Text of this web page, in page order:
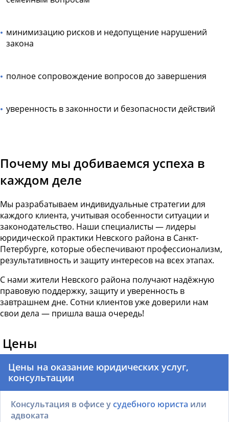
минимизацию рисков и недопущение нарушений
закона
полное сопровождение вопросов до завершения
уверенность в законности и безопасности действий
Почему мы добиваемся успеха в
каждом деле
Мы разрабатываем индивидуальные стратегии для
каждого клиента, учитывая особенности ситуации и
законодательство. Наши специалисты — лидеры
юридической практики Невского района в Санкт-
Петербурге, которые обеспечивают профессионализм,
результативность и защиту интересов на всех этапах.
С нами жители Невского района получают надёжную
правовую поддержку, защиту и уверенность в
завтрашнем дне. Сотни клиентов уже доверили нам
свои дела — пришла ваша очередь!
Цены
Цены на оказание юридических услуг,
консультации
Консультация в офисе усудебного юриста или
адвоката